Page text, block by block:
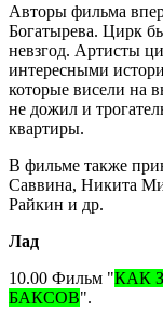
Авторы фильма
Богатырева. Цирк
невзгод. Артисты
интересными
которые висели на
не дожил и
квартиры.
В фильме также
Саввина, Никита
Райкин и др.
Лад
10.00 Фильм "КАК
БАКСОВ".